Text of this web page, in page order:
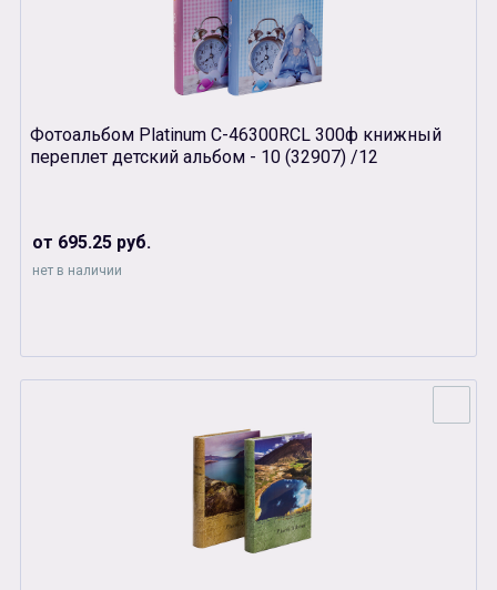
Фотоальбом Platinum С-46300RCL 300ф книжный
переплет детский альбом - 10 (32907) /12
от 695.25 руб.
нет в наличии